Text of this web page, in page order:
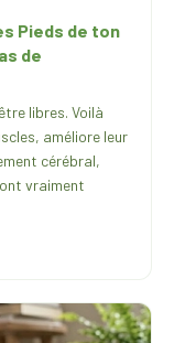
Pieds de ton
de
libres. Voilà
améliore leur
cérébral,
vraiment